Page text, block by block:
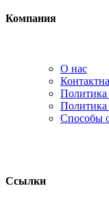
Компания
О нас
Политика
Политика
Способы
Ссылки